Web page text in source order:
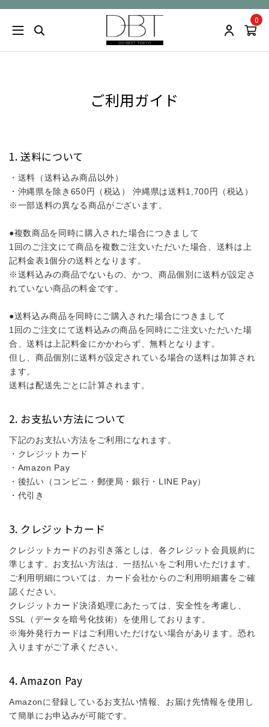
0
ご利用ガイド
送料について
・送料（送料込み商品以外）
・沖縄県を除き650円（税込） 沖縄県は送料1,700円（税込）
※一部送料の異なる商品がございます。
●複数商品を同時に購入された場合につきまして
1回のご注文にて商品を複数ご注文いただいた場合、送料は上
記料金表1個分の送料となります。
※送料込みの商品でないもの、かつ、商品個別に送料が設定さ
れていない商品の料金です。
●送料込み商品を同時にご購入された場合につきまして
1回のご注文にて送料込みの商品を同時にご注文いただいた場
合、送料は上記料金にかかわらず、無料となります。
但し、商品個別に送料が設定されている場合の送料は加算され
ます。
送料は配送先ごとに計算されます。
お支払い方法について
下記のお支払い方法をご利用になれます。
・クレジットカード
・Amazon Pay
・後払い（コンビニ・郵便局・銀行・LINE Pay）
・代引き
クレジットカード
クレジットカードのお引き落としは、各クレジット会員規約に
準じます。お支払い方法は、一括払いをご利用いただけます。
ご利用明細については、カード会社からのご利用明細書をご確
認ください。
クレジットカード決済処理にあたっては、安全性を考慮し、
SSL（データを暗号化技術）を使用しております。
※海外発行カードはご利用いただけない場合があります。恐れ
入りますがご了承ください。
Amazon Pay
Amazonに登録しているお支払い情報、お届け先情報を使用し
て簡単にお申込みが可能です。